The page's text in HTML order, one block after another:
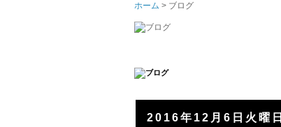
ホーム > ブログ
2016年12月6日火曜日